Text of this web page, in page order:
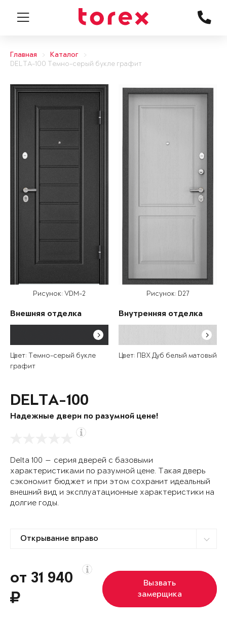
Главная
Каталог
DELTA-100 Темно-серый букле графит
Рисунок: VDM-2
Внешняя отделка
Цвет: Темно-серый букле
графит
Рисунок: D27
Внутренняя отделка
Цвет: ПВХ Дуб белый матовый
DELTA-100
Надежные двери по разумной цене!
Delta 100 — серия дверей с базовыми
характеристиками по разумной цене. Такая дверь
сэкономит бюджет и при этом сохранит идеальный
внешний вид и эксплуатационные характеристики на
долгие годы.
от 31 940
Вызвать
замерщика